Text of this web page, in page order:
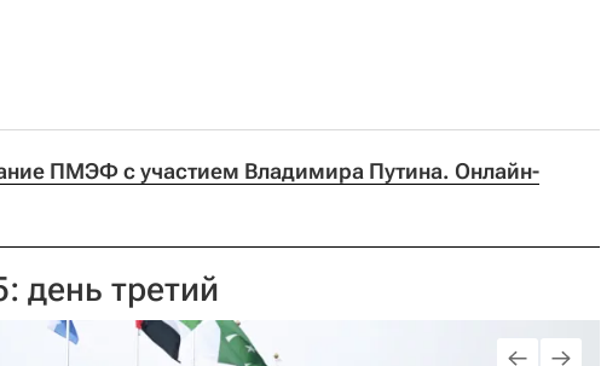
ПМЭФ с участием Владимира Путина. Онлайн-
третий